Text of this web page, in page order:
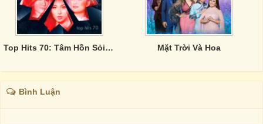
Top Hits 70: Tâm Hồn Sỏi Đá Mặt Trời Và Hoa
Bình Luận